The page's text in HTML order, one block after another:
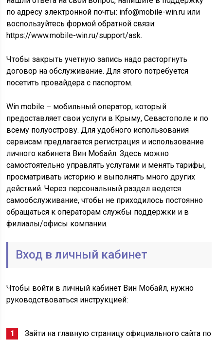
по адресу электронной почты: info@mobile-win.ru или
воспользуйтесь формой обратной связи:
https://www.mobile-win.ru/support/ask.
Чтобы закрыть учетную запись надо расторгнуть
договор на обслуживание. Для этого потребуется
посетить провайдера с паспортом.
Win mobile – мобильный оператор, который
предоставляет свои услуги в Крыму, Севастополе и по
всему полуострову. Для удобного использования
сервисам предлагается регистрация и использование
личного кабинета Вин Мобайл. Здесь можно
самостоятельно управлять услугами и менять тарифы,
просматривать историю и выполнять много других
действий. Через персональный раздел ведется
самообслуживание, чтобы не приходилось постоянно
обращаться к операторам службы поддержки и в
филиалы/офисы компании.
Вход в личный кабинет
Чтобы войти в личный кабинет Вин Мобайл, нужно
руководствоваться инструкцией:
Зайти на главную страницу официального сайта по